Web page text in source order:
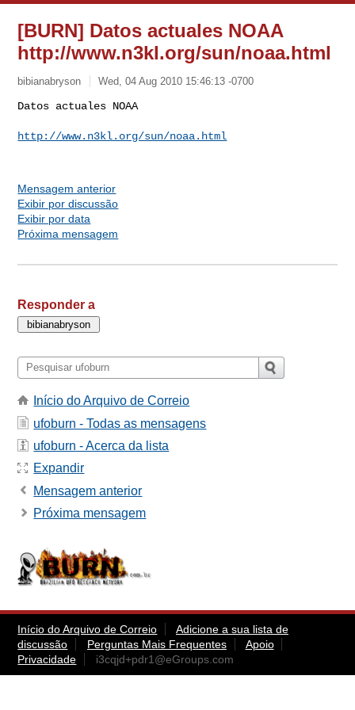
[BURN] Datos actuales NOAA
http://www.n3kl.org/sun/noaa.html
bibianabryson Wed, 04 Aug 2010 15:46:13 -0700
Datos actuales NOAA
http://www.n3kl.org/sun/noaa.html
Mensagem anterior
Exibir por discussão
Exibir por data
Próxima mensagem
Responder a
Início do Arquivo de Correio
ufoburn - Todas as mensagens
ufoburn - Acerca da lista
Expandir
Mensagem anterior
Próxima mensagem
Início do Arquivo de Correio
Adicione a sua lista de
discussão
Perguntas Mais Frequentes
Apoio
Privacidade
i3cqjd+pdr1@eGroups.com